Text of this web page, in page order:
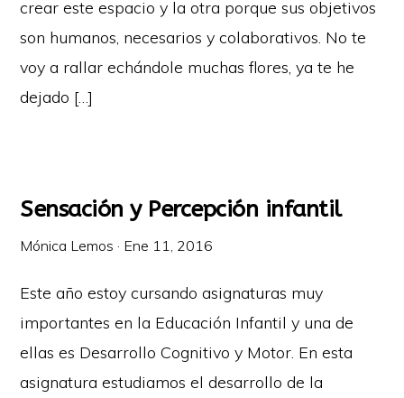
crear este espacio y la otra porque sus objetivos
son humanos, necesarios y colaborativos. No te
voy a rallar echándole muchas flores, ya te he
dejado […]
Sensación y Percepción infantil
Mónica Lemos · Ene 11, 2016
Este año estoy cursando asignaturas muy
importantes en la Educación Infantil y una de
ellas es Desarrollo Cognitivo y Motor. En esta
asignatura estudiamos el desarrollo de la